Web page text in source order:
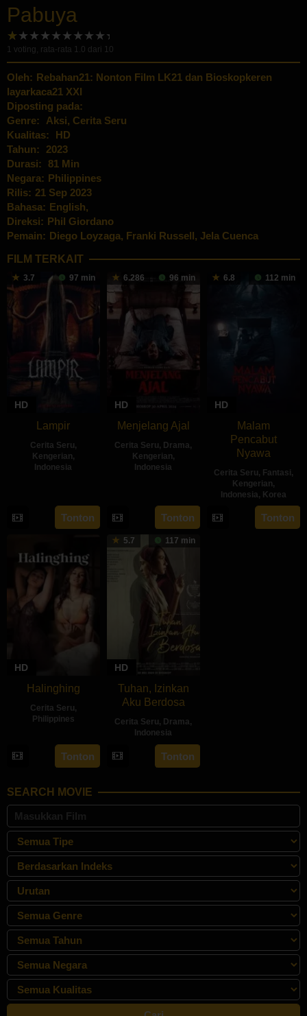
Pabuya
1 voting, rata-rata 1.0 dari 10
Oleh: Rebahan21: Nonton Film LK21 dan Bioskopkeren
layarkaca21 XXI
Diposting pada:
Genre:
Aksi, Cerita Seru
Kualitas:
HD
Tahun:
2023
Durasi: 81 Min
Negara: Philippines
Rilis: 21 Sep 2023
Bahasa: English,
Direksi: Phil Giordano
Pemain: Diego Loyzaga, Franki Russell, Jela Cuenca
FILM TERKAIT
3.7 97 min
HD
Lampir
Cerita Seru,
Kengerian,
Indonesia
Feb
2024
Gulardi
Tonton
6.286 96 min
HD
Menjelang Ajal
Cerita Seru, Drama,
Kengerian,
Indonesia
Apr
2024
Daeng
Ratu
Tonton
6.8 112 min
HD
Malam
Pencabut
Nyawa
Cerita Seru, Fantasi,
Kengerian,
Indonesia, Korea
22
May
Sidharta
Tata
Tonton
HD
Halinghing
Cerita Seru,
Philippines
18
Oct
2024
Jaque
Carlos
Tonton
5.7 117 min
HD
Tuhan, Izinkan
Aku Berdosa
Cerita Seru, Drama,
Indonesia
22
May
Feyhero
Tonton
SEARCH MOVIE